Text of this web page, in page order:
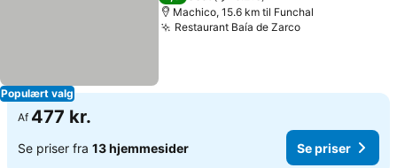
Populært valg
Machico, 15.6 km til Funchal
Restaurant Baía de Zarco
Af 477 kr.
Se priser fra 13 hjemmesider Se priser